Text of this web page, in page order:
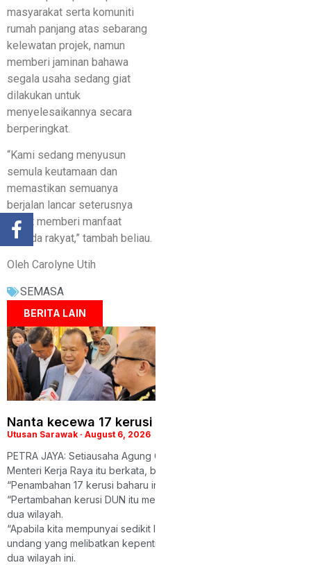
masyarakat serta komuniti
rumah panjang atas sebarang
kelewatan projek, namun
memberi jaminan bahawa
segala usaha sedang giat
dilakukan untuk
menyelesaikannya secara
berperingkat.
“Kami sedang menyusun
semula keutamaan dan
memastikan semuanya
berjalan lancar seterusnya
dapat memberi manfaat
kepada rakyat,” tambah beliau.
Oleh Carolyne Utih
SEMASA
BERITA LAIN
Nanta kecewa 17 kerusi DUN baharu mungkin
Utusan Sarawak August 6, 2026
PETRA JAYA: Setiausaha Agung Gabungan Parti Sarawak
Menteri Kerja Raya itu berkata, berikutan itu kemungkinan besar
“Penambahan 17 kerusi baharu ini bukan sahaja penting untuk
“Pertambahan kerusi DUN itu mempunyai implikasi besar
dua wilayah.
“Apabila kita mempunyai sedikit lebih daripada satu pertiga
undang yang melibatkan kepentingan Sarawak dan Sabah tidak
dua wilayah ini.